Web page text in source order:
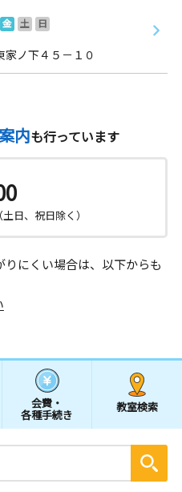
金 土
日
ノ下４５－１０
内も行っています
日、祝日除く）
にくい場合は、以下からも
会費・
各種手続き
教室検索